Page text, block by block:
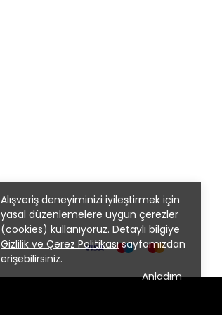
Alışveriş deneyiminizi iyileştirmek için
yasal düzenlemelere uygun çerezler
(cookies) kullanıyoruz. Detaylı bilgiye
Gizlilik ve Çerez Politikasısayfamızdan
erişebilirsiniz.
Anladım